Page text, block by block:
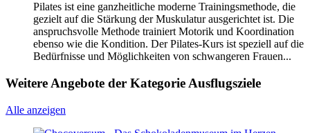
Pilates ist eine ganzheitliche moderne Trainingsmethode, die
gezielt auf die Stärkung der Muskulatur ausgerichtet ist. Die
anspruchsvolle Methode trainiert Motorik und Koordination
ebenso wie die Kondition. Der Pilates-Kurs ist speziell auf die
Bedürfnisse und Möglichkeiten von schwangeren Frauen...
Weitere Angebote der Kategorie Ausflugsziele
Alle anzeigen